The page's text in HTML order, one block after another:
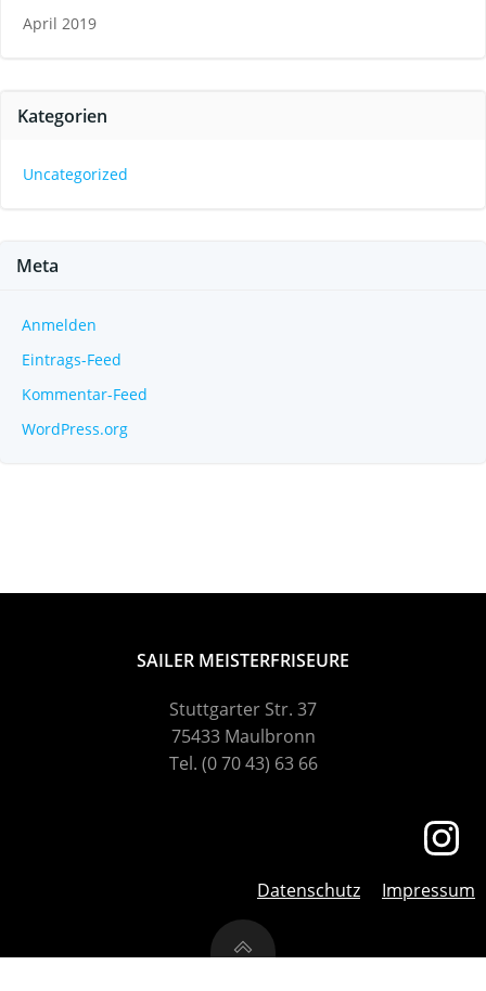
April 2019
Kategorien
Uncategorized
Meta
Anmelden
Eintrags-Feed
Kommentar-Feed
WordPress.org
SAILER MEISTERFRISEURE
Stuttgarter Str. 37
75433 Maulbronn
Tel. (0 70 43) 63 66
Datenschutz Impressum